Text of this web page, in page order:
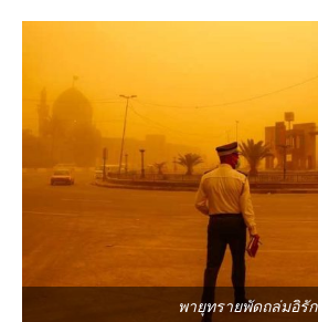
พายุทรายพัดถล่มอิรัก